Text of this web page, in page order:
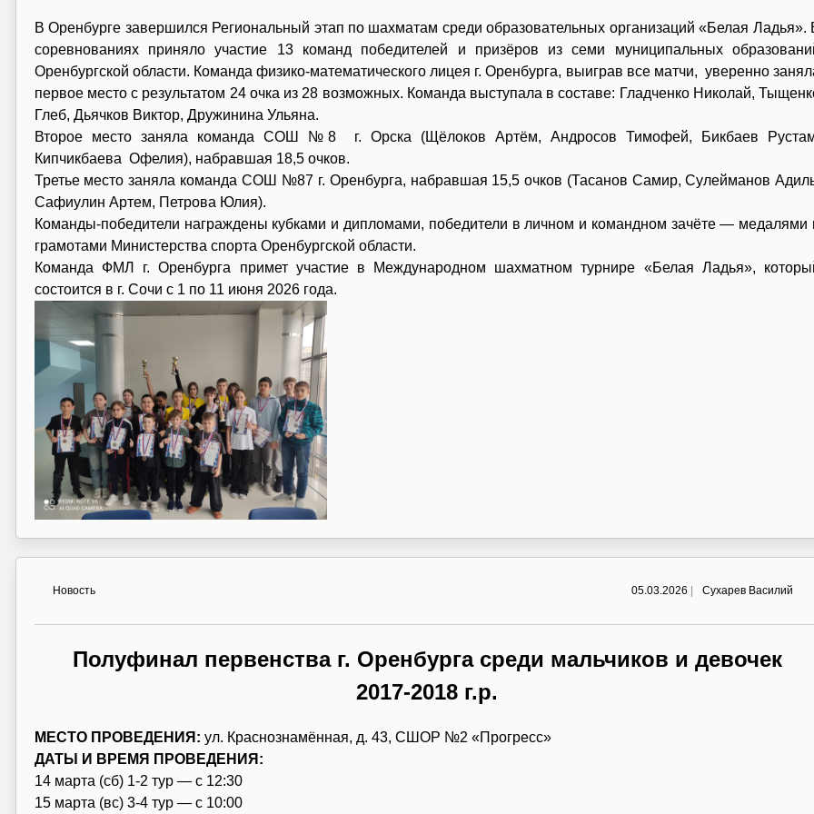
В Оренбурге завершился Региональный этап по шахматам среди образовательных организаций «Белая Ладья».
соревнованиях приняло участие 13 команд победителей и призёров из семи муниципальных
Оренбургской области. Команда физико-математического лицея г. Оренбурга, выиграв все матчи, уверенно
первое место с результатом 24 очка из 28 возможных. Команда выступала в составе: Гладченко Николай,
Глеб, Дьячков Виктор, Дружинина Ульяна.
Второе место заняла команда СОШ №8 г. Орска (Щёлоков Артём, Андросов Тимофей, Бикбаев
Кипчикбаева Офелия), набравшая 18,5 очков.
Третье место заняла команда СОШ №87 г. Оренбурга, набравшая 15,5 очков (Тасанов Самир, Сулейманов
Сафиулин Артем, Петрова Юлия).
Команды-победители награждены кубками и дипломами, победители в личном и командном зачёте — медалями
грамотами Министерства спорта Оренбургской области.
Команда ФМЛ г. Оренбурга примет участие в Международном шахматном турнире «Белая Ладья»,
состоится в г. Сочи с 1 по 11 июня 2026 года.
Новость 05.03.2026 Сухарев Василий
Полуфинал первенства г. Оренбурга среди мальчиков и девочек
2017-2018 г.р.
МЕСТО ПРОВЕДЕНИЯ: ул. Краснознамённая, д. 43, СШОР №2 «Прогресс»
ДАТЫ И ВРЕМЯ ПРОВЕДЕНИЯ:
14 марта (сб) 1-2 тур — с 12:30
15 марта (вс) 3-4 тур — с 10:00